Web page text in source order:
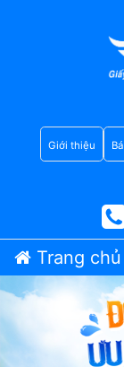
Giới thiệu
Trang chủ